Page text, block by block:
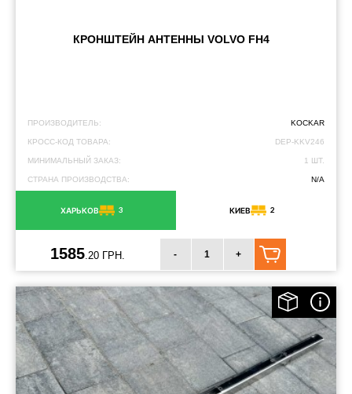
КРОНШТЕЙН АНТЕННЫ VOLVO FH4
ПРОИЗВОДИТЕЛЬ: KOCKAR
КРОСС-КОД ТОВАРА: DEP-KKV246
МИНИМАЛЬНЫЙ ЗАКАЗ: 1 ШТ.
СТРАНА ПРОИЗВОДСТВА: N/A
ХАРЬКОВ 3 КИЕВ 2
1585 .20 ГРН. - +